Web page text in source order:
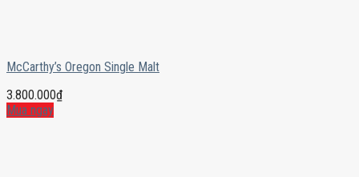
McCarthy’s Oregon Single Malt
3.800.000₫
Mua ngay